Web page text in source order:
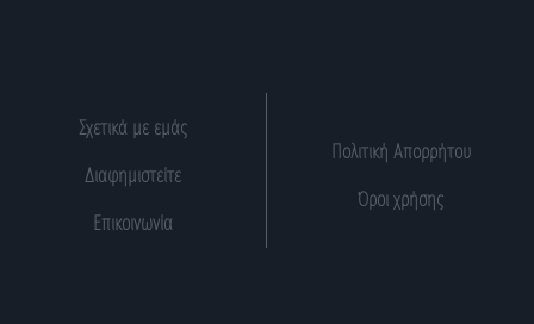
Σχετικά με εμάς
Διαφημιστείτε
Επικοινωνία
Πολιτική Απορρήτου
Όροι χρήσης